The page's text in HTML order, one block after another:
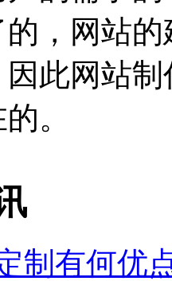
，网站
因此网站
。
制有何优